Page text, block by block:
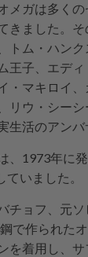
メガは多くの
きました。
トム・ハン
王子、エデ
・マキロイ
リウ・シー
生活のアンバ
、1973年に
いました。
チョフ、元ソ
で作られた
を着用し、